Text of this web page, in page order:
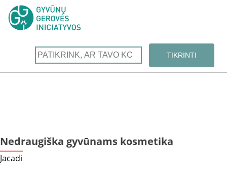
Nedraugiška gyvūnams kosmetika
Jacadi